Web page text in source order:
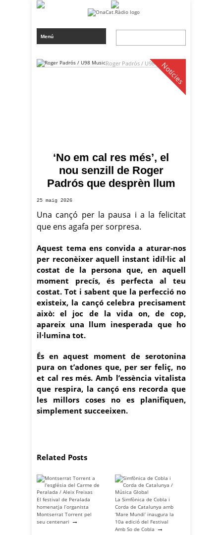
Notícies
Roger Padrós / U98 Music
‘No em cal res més’, el
nou senzill de Roger
Padrós que desprèn llum
25 maig 2026
Una cançó per la pausa i a la felicitat
que ens agafa per sorpresa.
Aquest tema ens convida a aturar-nos
per reconèixer aquell instant idíl·lic al
costat de la persona que, en aquell
moment precís, és perfecta al teu
costat. Tot i sabent que la perfecció no
existeix, la cançó celebra precisament
això: el joc de la vida on, de cop,
apareix una llum inesperada que ho
il·lumina tot.
És en aquest moment de serotonina
pura on t’adones que, per ser feliç, no
et cal res més. Amb l’essència vitalista
que respira, la cançó ens recorda que
les millors coses no es planifiquen,
simplement succeeixen.
Related Posts
El festival de Peralada
homenatja l’organista
Montserrat Torrent pel
seu centenari →
La Simfònica de Cobla i
Corda de Catalunya amb
‘Mare Mundi’ inaugura la
10a edició del Festival
Amb So de Cobla →